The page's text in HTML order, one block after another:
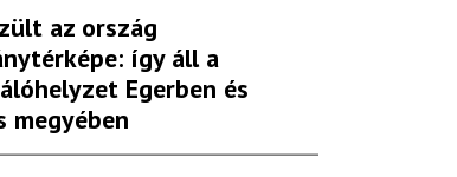
az ország
így áll a
Egerben és
megyében